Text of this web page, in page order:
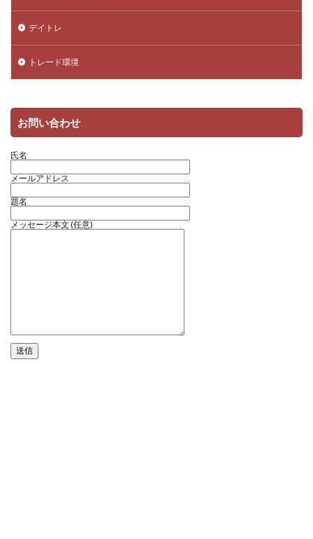
デイトレ
トレード環境
お問い合わせ
氏名
メールアドレス
題名
メッセージ本文 (任意)